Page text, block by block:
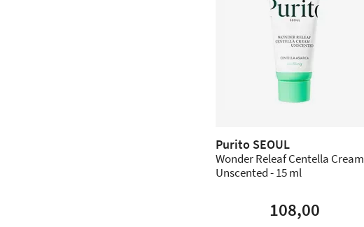
Purito SEOUL
Wonder Releaf Centella Cream
Unscented - 15 ml
108,00